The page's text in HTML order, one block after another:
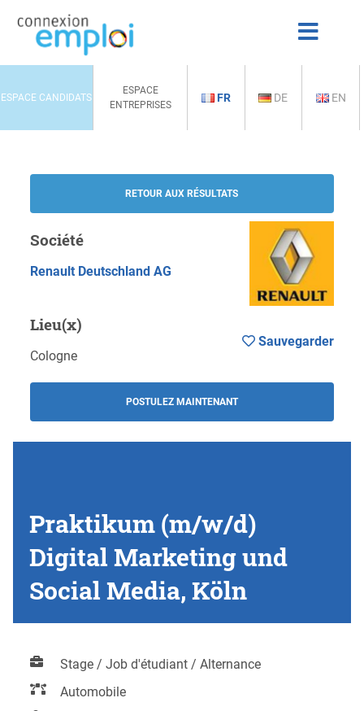
ESPACE CANDIDATS
ESPACE
ENTREPRISES
FR DE EN
RETOUR AUX RÉSULTATS
Société
Renault Deutschland AG
Lieu(x)
Cologne
POSTULEZ MAINTENANT
Sauvegarder
Praktikum (m/w/d)
Digital Marketing und
Social Media, Köln
Stage / Job d'étudiant / Alternance
Automobile